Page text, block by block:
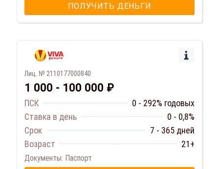
ПОЛУЧИТЬ ДЕНЬГИ
Лиц. № 2110177000840
1 000 - 100 000 ₽
ПСК
0 - 292% годовых
Ставка в день
0 - 0,8%
Срок
7 - 365 дней
Возраст
21+
Документы: Паспорт